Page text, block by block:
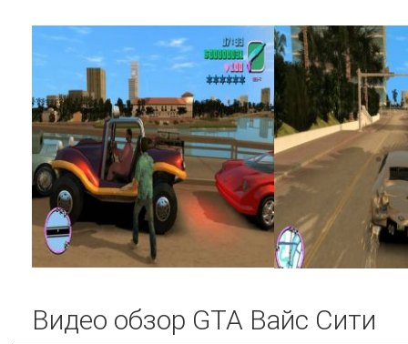
Видео обзор GTA Вайс Сити